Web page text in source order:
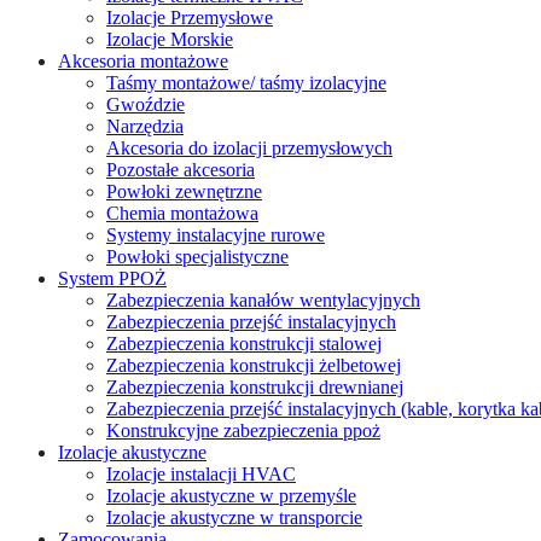
Izolacje Przemysłowe
Izolacje Morskie
Akcesoria montażowe
Taśmy montażowe/ taśmy izolacyjne
Gwoździe
Narzędzia
Akcesoria do izolacji przemysłowych
Pozostałe akcesoria
Powłoki zewnętrzne
Chemia montażowa
Systemy instalacyjne rurowe
Powłoki specjalistyczne
System PPOŻ
Zabezpieczenia kanałów wentylacyjnych
Zabezpieczenia przejść instalacyjnych
Zabezpieczenia konstrukcji stalowej
Zabezpieczenia konstrukcji żelbetowej
Zabezpieczenia konstrukcji drewnianej
Zabezpieczenia przejść instalacyjnych (kable, korytka
Konstrukcyjne zabezpieczenia ppoż
Izolacje akustyczne
Izolacje instalacji HVAC
Izolacje akustyczne w przemyśle
Izolacje akustyczne w transporcie